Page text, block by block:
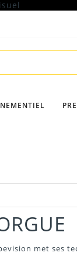
met ses